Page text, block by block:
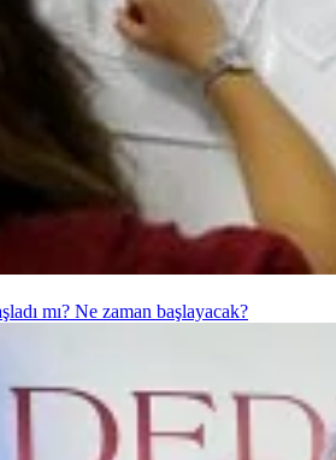
mı? Ne zaman başlayacak?